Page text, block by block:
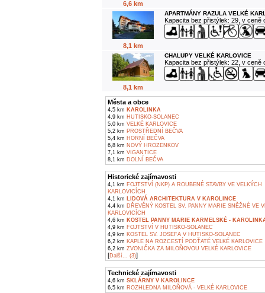
6,6 km
8,1 km
APARTMÁNY RAZULA VELKÉ
Kapacita bez přistýlek: 29, v ceně
8,1 km
CHALUPY VELKÉ KARLOVICE
Kapacita bez přistýlek: 22, v ceně
Města a obce
4,5 km KAROLINKA
4,9 km HUTISKO-SOLANEC
5,0 km VELKÉ KARLOVICE
5,2 km PROSTŘEDNÍ BEČVA
5,4 km HORNÍ BEČVA
6,8 km NOVÝ HROZENKOV
7,1 km VIGANTICE
8,1 km DOLNÍ BEČVA
Historické zajímavosti
4,1 km FOJTSTVÍ (NKP) A ROUBENÉ STAVBY VE VELKÝCH
KARLOVICÍCH
4,1 km LIDOVÁ ARCHITEKTURA V KAROLINCE
4,4 km DŘEVĚNÝ KOSTEL SV. PANNY MARIE SNĚŽNÉ VE
KARLOVICÍCH
4,6 km KOSTEL PANNY MARIE KARMELSKÉ -
4,9 km FOJTSTVÍ V HUTISKO-SOLANEC
4,9 km KOSTEL SV. JOSEFA V HUTISKO-SOLANEC
6,2 km KAPLE NA ROZCESTÍ PODŤATÉ VELKÉ KARLOVICE
6,2 km ZVONIČKA ZA MILOŇOVOU VELKÉ KARLOVICE
[Další... (3)]
Technické zajímavosti
4,6 km SKLÁRNY V KAROLINCE
6,5 km ROZHLEDNA MILOŇOVÁ - VELKÉ KARLOVICE